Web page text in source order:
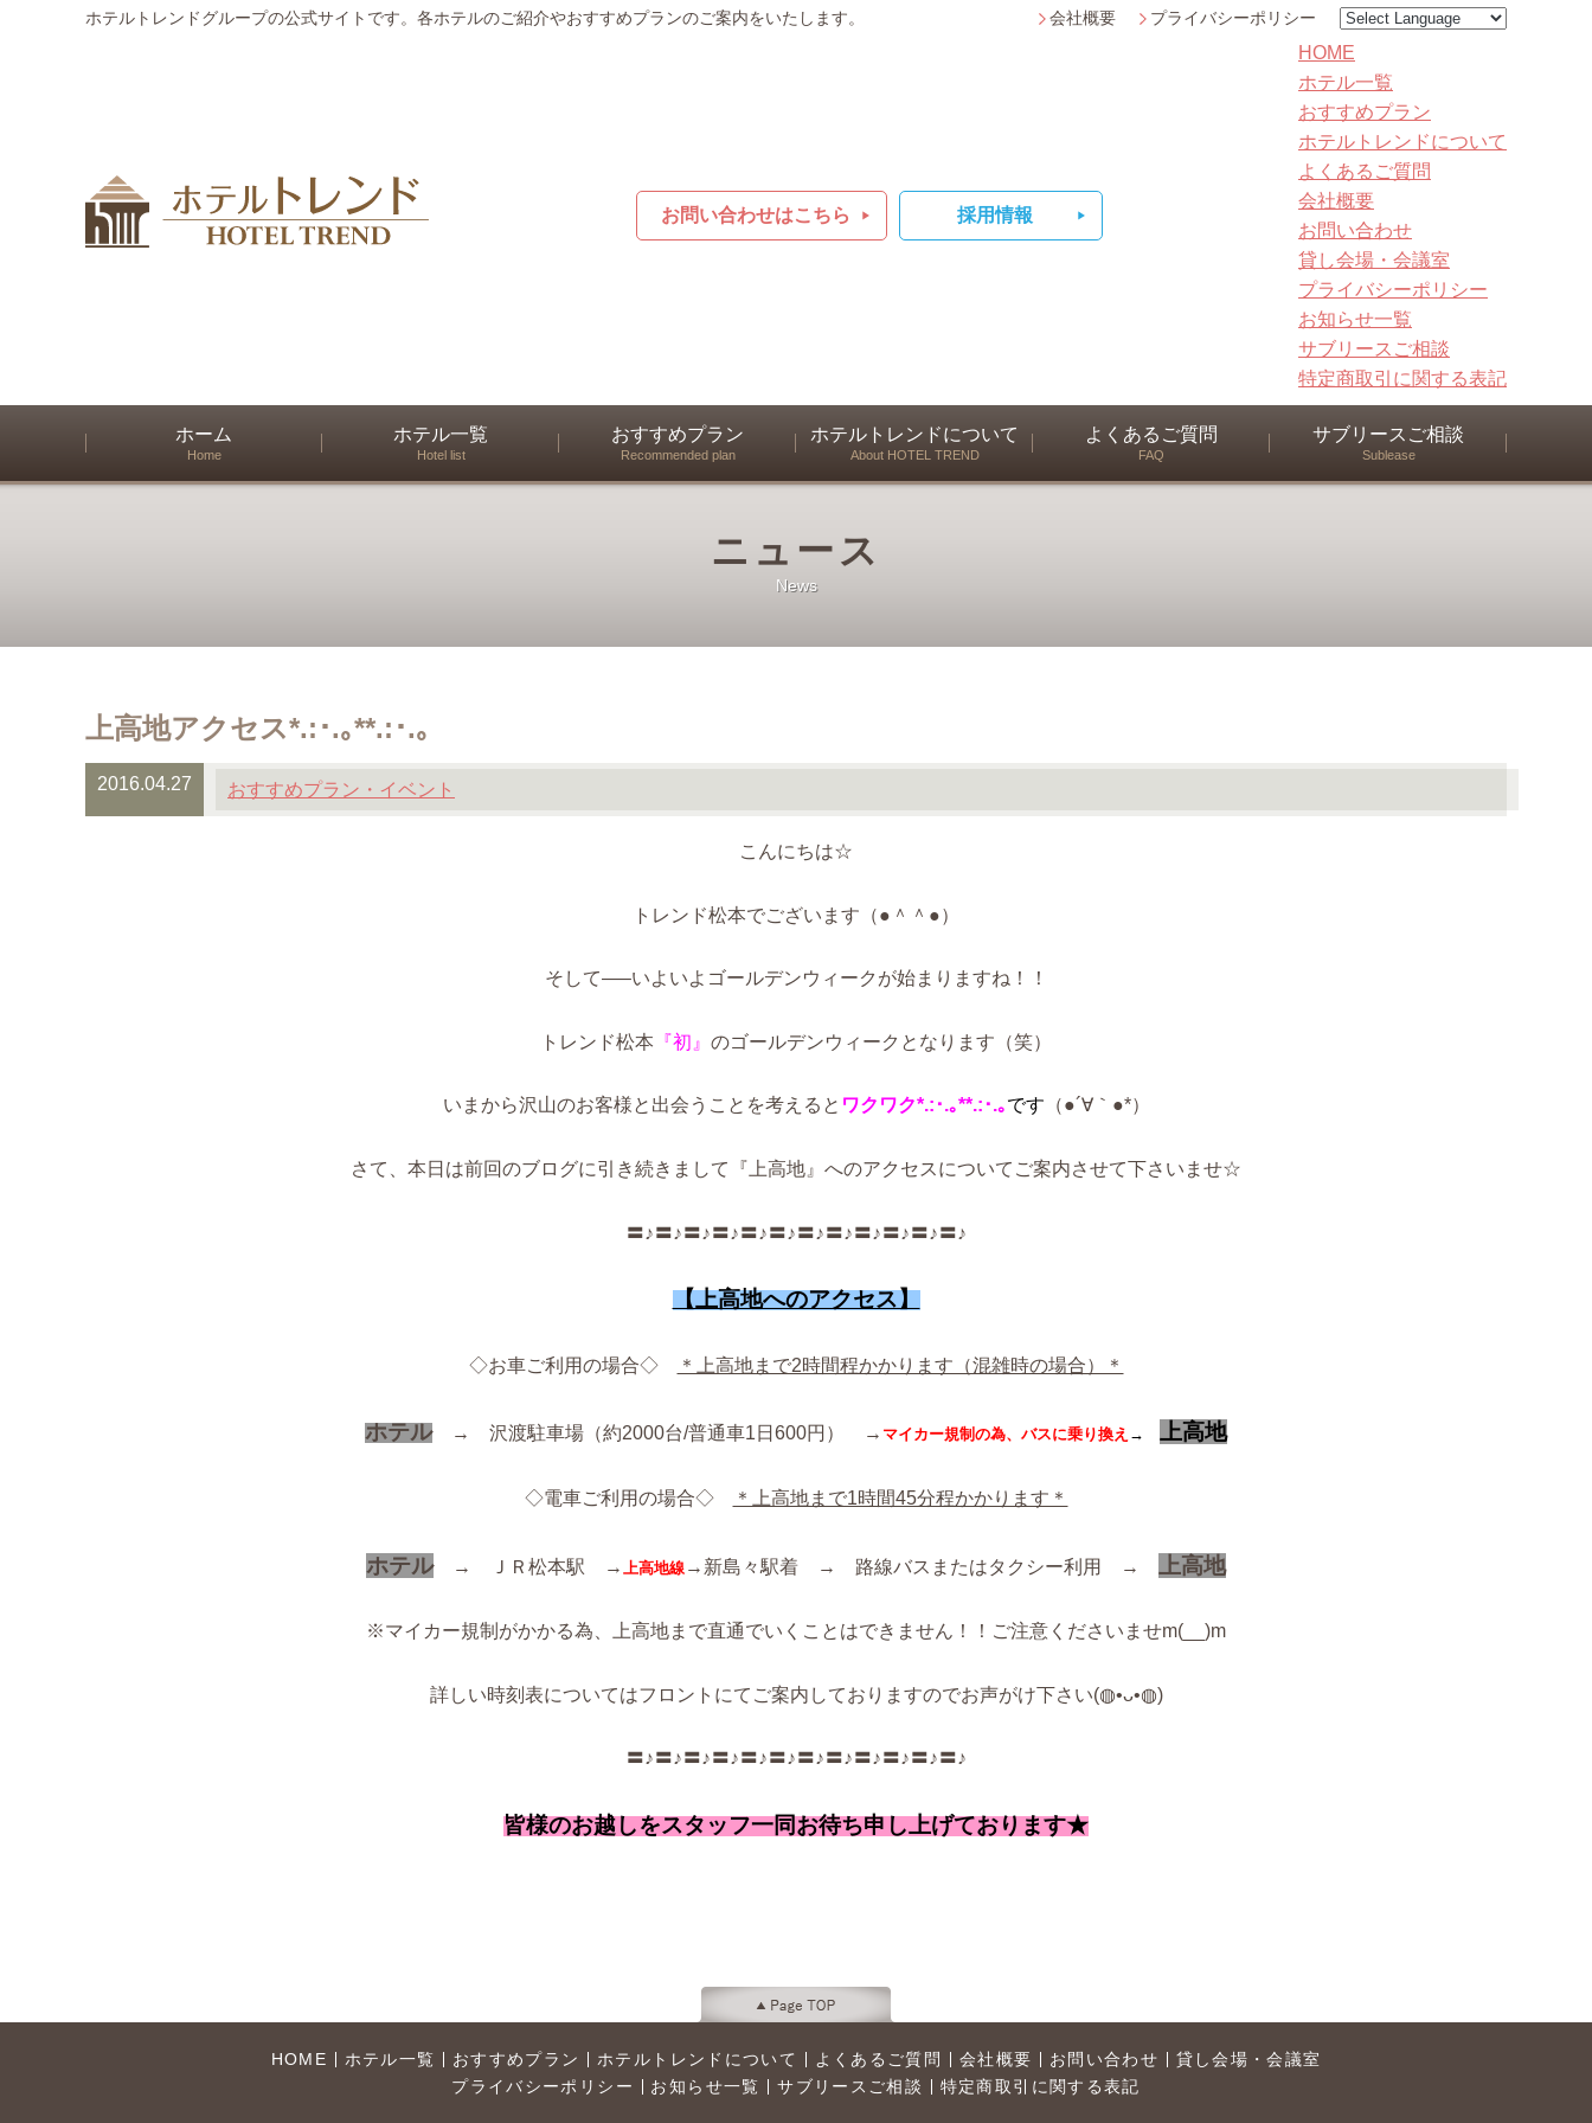
ホテルトレンドグループの公式サイトです。各ホテルのご紹介やおすすめプランのご案内をいたします。 会社概要 プライバシーポリシー
お問い合わせはこちら 採用情報
HOME
ホテル一覧
おすすめプラン
ホテルトレンドについて
よくあるご質問
会社概要
お問い合わせ
貸し会場・会議室
プライバシーポリシー
お知らせ一覧
サブリースご相談
特定商取引に関する表記
ホーム
Home
ホテル一覧
Hotel list
おすすめプラン
Recommended plan
ホテルトレンドについて
About HOTEL TREND
よくあるご質問
FAQ
サブリースご相談
Sublease
ニュース
News
上高地アクセス*.:･.｡**.:･.｡
2016.04.27 おすすめプラン・イベント
こんにちは☆
トレンド松本でございます（●＾＾●）
そして—–いよいよゴールデンウィークが始まりますね！！
トレンド松本 『初』 のゴールデンウィークとなります（笑）
いまから沢山のお客様と出会うことを考えると ワクワク*.:･.｡**.:･.｡です （●´∀｀●*）
さて、本日は前回のブログに引き続きまして『上高地』へのアクセスについてご案内させて下さいませ☆
〓♪〓♪〓♪〓♪〓♪〓♪〓♪〓♪〓♪〓♪〓♪〓♪
【上高地へのアクセス】
◇お車ご利用の場合◇ ＊上高地まで2時間程かかります（混雑時の場合）＊
ホテル→ 沢渡駐車場（約2000台/普通車1日600円） → マイカー規制の為、 バスに乗り換え → 上高地
◇電車ご利用の場合◇ ＊上高地まで1時間45分程かかります＊
ホテル→ ＪＲ松本駅 → 上高地線 →新島々駅着 → 路線バスまたはタクシー利用 → 上高地
※マイカー規制がかかる為、上高地まで直通でいくことはできません！！ご注意くださいませm(__)m
詳しい時刻表についてはフロントにてご案内しておりますのでお声がけ下さい(◍•ᴗ•◍)
〓♪〓♪〓♪〓♪〓♪〓♪〓♪〓♪〓♪〓♪〓♪〓♪
皆様のお越しをスタッフ一同お待ち申し上げております★
HOME ホテル一覧 おすすめプラン ホテルトレンドについて よくあるご質問 会社概要 お問い合わせ
貸し会場・会議室
プライバシーポリシー
お知らせ一覧 サブリースご相談 特定商取引に関する表記